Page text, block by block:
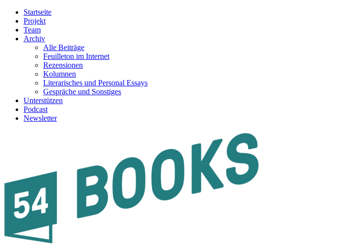
Startseite
Projekt
Team
Archiv
Alle Beiträge
Feuilleton im Internet
Rezensionen
Kolumnen
Literarisches und Personal Essays
Gespräche und Sonstiges
Unterstützen
Podcast
Newsletter